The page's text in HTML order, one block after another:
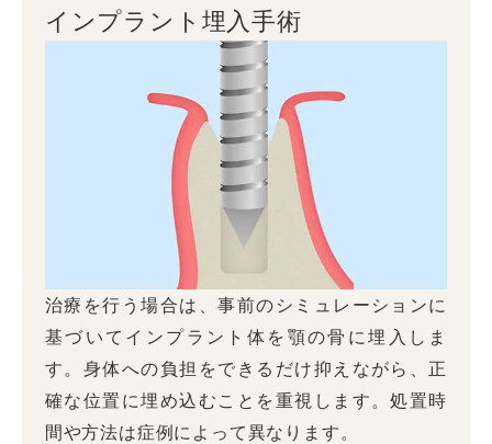
インプラント埋入手術
治療を行う場合は、事前のシミュレーションに
基づいてインプラント体を顎の骨に埋入しま
す。身体への負担をできるだけ抑えながら、正
確な位置に埋め込むことを重視します。処置時
間や方法は症例によって異なります。